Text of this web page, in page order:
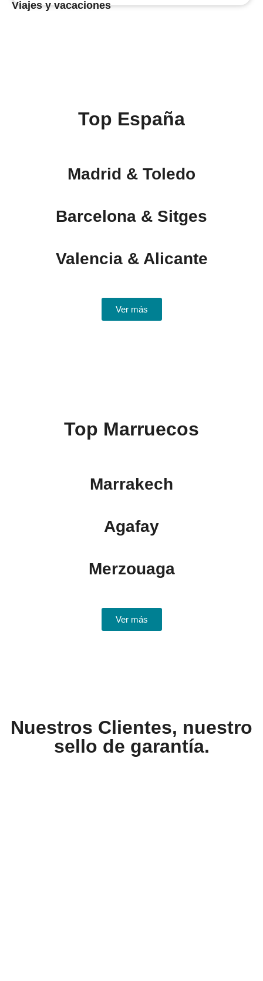
Viajes y vacaciones
Top España
Madrid & Toledo
Barcelona & Sitges
Valencia & Alicante
Ver más
Top Marruecos
Marrakech
Agafay
Merzouaga
Ver más
Nuestros Clientes, nuestro
sello de garantía.